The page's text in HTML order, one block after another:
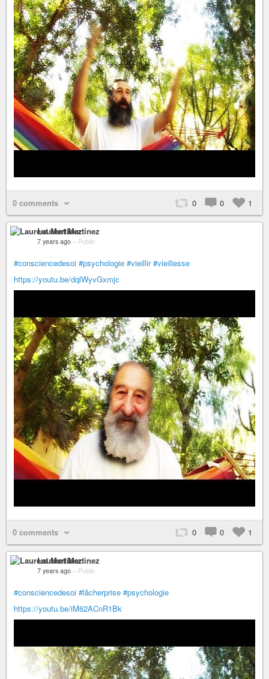
0 comments 0 0 1
Laurent Martinez
7 years ago – Public
#consciencedesoi #psychologie #vieillir #vieillesse
https://youtu.be/dqlWyvGxmjc
0 comments 0 0 1
Laurent Martinez
7 years ago – Public
#consciencedesoi #lâcherprise #psychologie
https://youtu.be/iM62ACnR1Bk